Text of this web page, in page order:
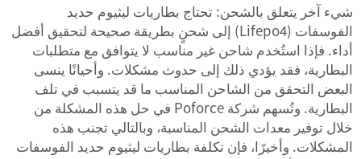
شيء آخر يتعلق بالشحن: تحتاج بطاريات ليثيوم حديد
الفوسفات (Lifepo4) إلى شحنٍ بطريقة صحيحة لتحقيق أفضل
أداء. فإذا استُخدم شاحن غير مناسب لا يتوافق مع متطلبات
البطارية، فقد يؤدي ذلك إلى حدوث مشكلات. وأحيانًا ينسى
البعض التحقق من الشاحن المناسب ما قد يتسبب في تلف
البطارية. وتُسهم شركة Poforce في حل هذه المشكلة من
خلال توفير معدات الشحن المناسبة، وبالتالي تجنب هذه
المشكلات. وأخيرًا، فإن تكلفة بطاريات ليثيوم حديد الفوسفات